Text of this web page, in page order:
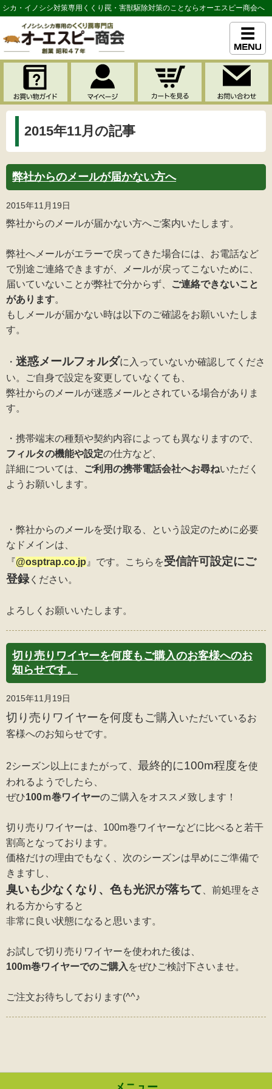
シカ・イノシシ対策専用くくり罠・害獣駆除対策のことならオーエスピー商会へ
2015年11月の記事
弊社からのメールが届かない方へ
2015年11月19日
弊社からのメールが届かない方へご案内いたします。
弊社へメールがエラーで戻ってきた場合には、お電話など
で別途ご連絡できますが、メールが戻ってこないために、
届いていないことが弊社で分からず、
ご連絡できないこと
があります。
もしメールが届かない時は以下のご確認をお願いいたしま
す。
・ 迷惑メールフォルダに入っていないか確認してくださ
い。ご自身で設定を変更していなくても、
弊社からのメールが迷惑メールとされている場合がありま
す。
・携帯端末の種類や契約内容によっても異なりますので、
フィルタの機能や設定の仕方など、
詳細については、
ご利用の携帯電話会社へお尋ねいただく
ようお願いします。
・弊社からのメールを受け取る、という設定のために必要
なドメインは、
『@osptrap.co.jp』です。こちらを受信許可設定にご
登録ください。
よろしくお願いいたします。
切り売りワイヤーを何度もご購入のお客様へのお
知らせです。
2015年11月19日
切り売りワイヤーを何度もご購入 いただいているお
客様へのお知らせです。
2シーズン以上にまたがって、 最終的に100m程度を使
われるようでしたら、
ぜひ100ｍ巻ワイヤーのご購入をオススメ致します！
切り売りワイヤーは、100m巻ワイヤーなどに比べると若干
割高となっております。
価格だけの理由でもなく、次のシーズンは早めにご準備で
きますし、
臭いも少なくなり、色も光沢が落ちて、前処理をさ
れる方からすると
非常に良い状態になると思います。
お試しで切り売りワイヤーを使われた後は、
100m巻ワイヤーでのご購入をぜひご検討下さいませ。
ご注文お待ちしております(^^♪